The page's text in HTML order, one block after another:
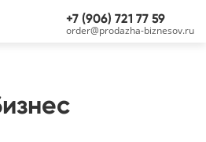
+7 (906) 721 77 59
order@prodazha-biznesov.ru